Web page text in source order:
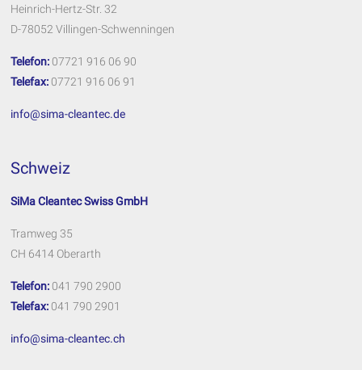
Heinrich-Hertz-Str. 32
D-78052 Villingen-Schwenningen
Telefon: 07721 916 06 90
Telefax: 07721 916 06 91
info@sima-cleantec.de
Schweiz
SiMa Cleantec Swiss GmbH
Tramweg 35
CH 6414 Oberarth
Telefon: 041 790 2900
Telefax: 041 790 2901
info@sima-cleantec.ch